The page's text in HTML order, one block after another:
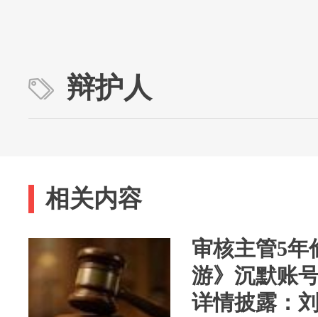
辩护人
相关内容
审核主管5年
游》沉默账
详情披露：